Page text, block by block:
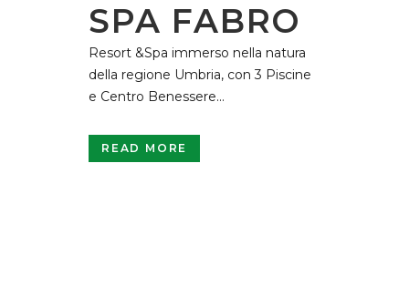
SPA FABRO
Resort &Spa immerso nella natura
della regione Umbria, con 3 Piscine
e Centro Benessere...
READ MORE